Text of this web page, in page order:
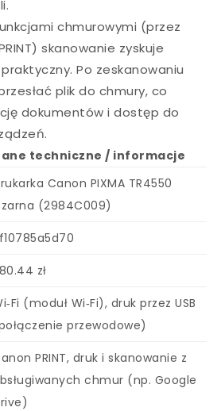
chmurowymi (przez
skanowanie zyskuje
Po zeskanowaniu
plik do chmury, co
dokumentów i dostęp do
techniczne / informacje
Canon PIXMA TR4550
(2984C009)
zł
(moduł Wi‑Fi), druk przez USB
przewodowe)
PRINT, druk i skanowanie z
chmur (np. Google